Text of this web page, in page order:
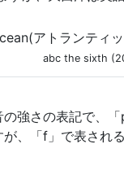
アトランティ
abc the sixth
強さの表記で、
、「f」で表され